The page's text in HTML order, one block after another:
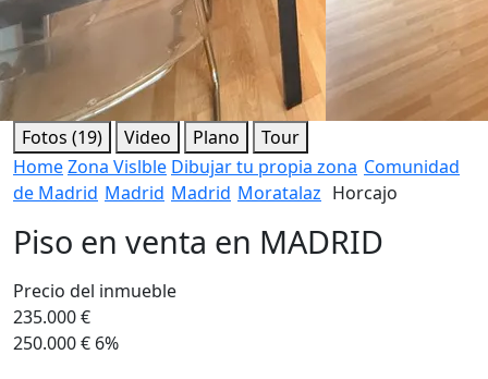
Fotos (19) Video Plano
Tour
HomeZona Vislble Dibujar tu propia zona Comunidad
de Madrid Madrid Madrid Moratalaz Horcajo
Piso en venta en MADRID
Precio del inmueble
235.000 €
250.000 € 6%